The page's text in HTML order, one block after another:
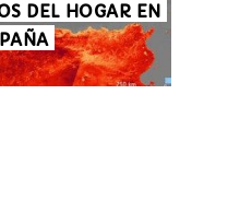
DEL HOGAR EN